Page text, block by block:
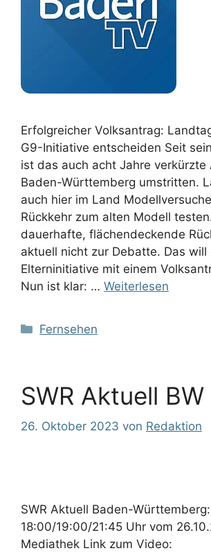
Erfolgreicher Volksantrag:
G9-Initiative entscheiden Seit
ist das auch acht Jahre verkürzte
Baden-Württemberg umstritten.
auch hier im Land
Rückkehr zum alten Modell
dauerhafte, flächendeckende
aktuell nicht zur Debatte. Das will
Elterninitiative mit einem
Nun ist klar: … Weiterlesen
Kategorien
Fernsehen
SWR Aktuell BW
26. Oktober 2023 von Redaktion
SWR Aktuell Baden-
18:00/19:00/21:45 Uhr vom
Mediathek Link zum Video: